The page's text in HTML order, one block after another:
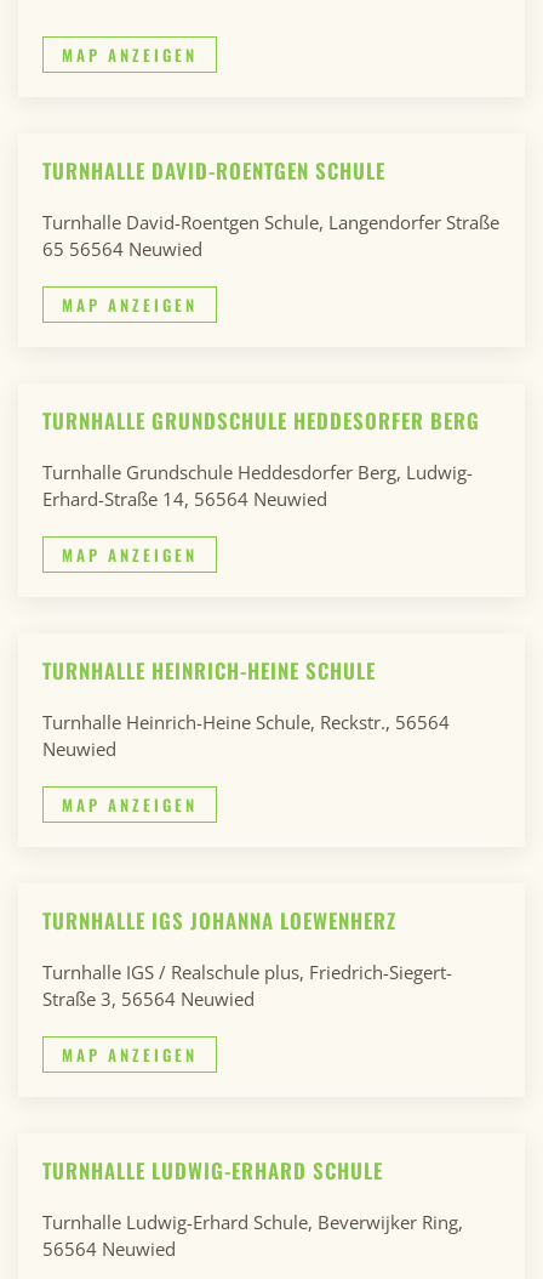
MAP ANZEIGEN
TURNHALLE DAVID-ROENTGEN SCHULE
Turnhalle David-Roentgen Schule, Langendorfer Straße
65 56564 Neuwied
MAP ANZEIGEN
TURNHALLE GRUNDSCHULE HEDDESORFER BERG
Turnhalle Grundschule Heddesdorfer Berg, Ludwig-
Erhard-Straße 14, 56564 Neuwied
MAP ANZEIGEN
TURNHALLE HEINRICH-HEINE SCHULE
Turnhalle Heinrich-Heine Schule, Reckstr., 56564
Neuwied
MAP ANZEIGEN
TURNHALLE IGS JOHANNA LOEWENHERZ
Turnhalle IGS / Realschule plus, Friedrich-Siegert-
Straße 3, 56564 Neuwied
MAP ANZEIGEN
TURNHALLE LUDWIG-ERHARD SCHULE
Turnhalle Ludwig-Erhard Schule, Beverwijker Ring,
56564 Neuwied